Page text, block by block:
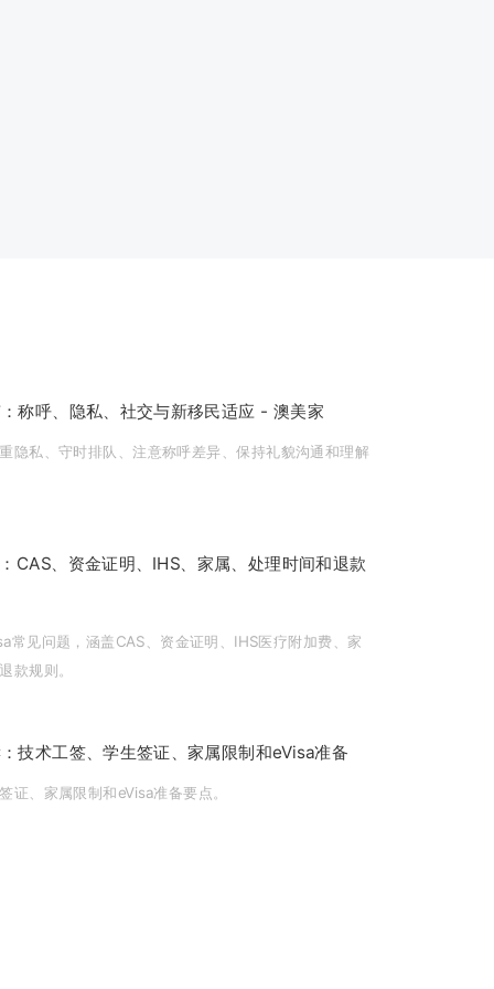
称呼、隐私、社交与新移民适应 - 澳美家
隐私、守时排队、注意称呼差异、保持礼貌沟通和理解
CAS、资金证明、IHS、家属、处理时间和退款
常见问题，涵盖CAS、资金证明、IHS医疗附加费、家
款规则。
技术工签、学生签证、家属限制和eVisa准备
证、家属限制和eVisa准备要点。